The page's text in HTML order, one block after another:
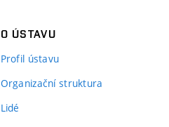
O ÚSTAVU
Profil ústavu
Organizační struktura
Lidé